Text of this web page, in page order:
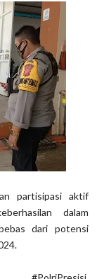
partisipasi aktif
dalam
dari potensi